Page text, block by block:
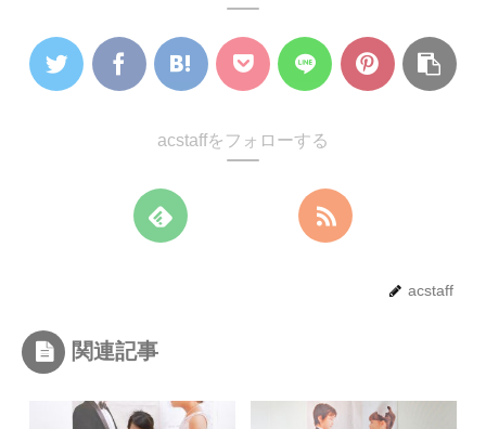
acstaffをフォローする
acstaff
関連記事